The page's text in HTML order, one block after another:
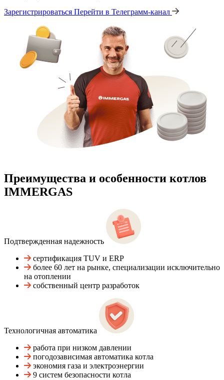
Зарегистрироваться Перейти в Телеграмм-канал
Преимущества и особенности котлов
IMMERGAS
Подтвержденная надежность
сертификация TUV и ERP
более 60 лет на рынке, специализации исключительно
на отоплении
собственный центр разработок
Технологичная автоматика
работа при низком давлении
погодозависимая автоматика котла
экономия газа и электроэнергии
9 систем безопасности котла